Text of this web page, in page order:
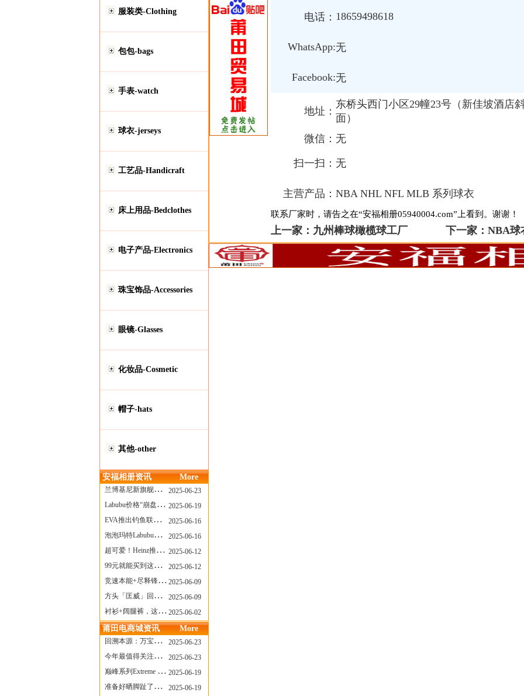
服装类-Clothing
包包-bags
手表-watch
球衣-jerseys
工艺品-Handicraft
床上用品-Bedclothes
电子产品-Electronics
珠宝饰品-Accessories
眼镜-Glasses
化妆品-Cosmetic
帽子-hats
其他-other
安福相册资讯 More
兰博基尼新旗舰曝光？这台顶级超跑或将在8月登场
2025-06-23
Labubu价格“崩盘”？618当日泡泡玛特预售补货量超200W！
2025-06-19
EVA推出钓鱼联名套装，初号机也能当“假饵”？
2025-06-16
泡泡玛特Labubu新品发售上演“拳王争霸”......
2025-06-16
超可爱！Heinz推出星之卡比合作款番茄酱！
2025-06-12
99元就能买到这样颜值的太阳镜？优衣库夏季墨镜系列
2025-06-12
竞速本能+尽释锋芒——罗杰杜彼Roger+Dubuis王者竞速系列飞返计时码表燃擎赛道
2025-06-09
方头「匡威」回归！日系简约里的小心思
2025-06-09
衬衫+阔腿裤，这样穿美出新高度！
2025-06-02
莆田电商城资讯 More
回溯本源：万宝龙推出明星系列都市灰腕表新作
2025-06-23
今年最值得关注的AF1！KOBE x AF1 明日发售
2025-06-23
巅峰系列Extreme Diver潜水腕表与Revival Diver复刻版潜水腕表共同推出“暗影款”新作
2025-06-19
准备好晒脚趾了吗？透明款 AF1 要回归了
2025-06-19
电话： 18659498618
WhatsApp:无
Facebook:无
地址：
东桥头西门小区29幢23号（新佳坡酒店
面）
微信： 无
扫一扫： 无
主营产品： NBA NHL NFL MLB 系列球衣
联系厂家时，请告之在“安福相册05940004.com”上看到。谢谢！
上一家： 九州棒球橄榄球工厂 下一家： NBA球